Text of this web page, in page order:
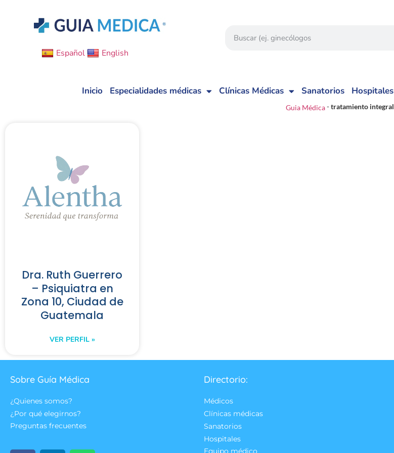
Español English
Inicio Especialidades médicas Clínicas Médicas Sanatorios Hospitales
Guia Médica-tratamiento integral
Dra. Ruth Guerrero
– Psiquiatra en
Zona 10, Ciudad de
Guatemala
VER PERFIL »
Sobre Guía Médica
¿Quienes somos?
¿Por qué elegirnos?
Preguntas frecuentes
Directorio:
Médicos
Clínicas médicas
Sanatorios
Hospitales
Equipo médico